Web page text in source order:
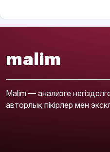
malim
Malim — анализге
авторлық пікірлер мен